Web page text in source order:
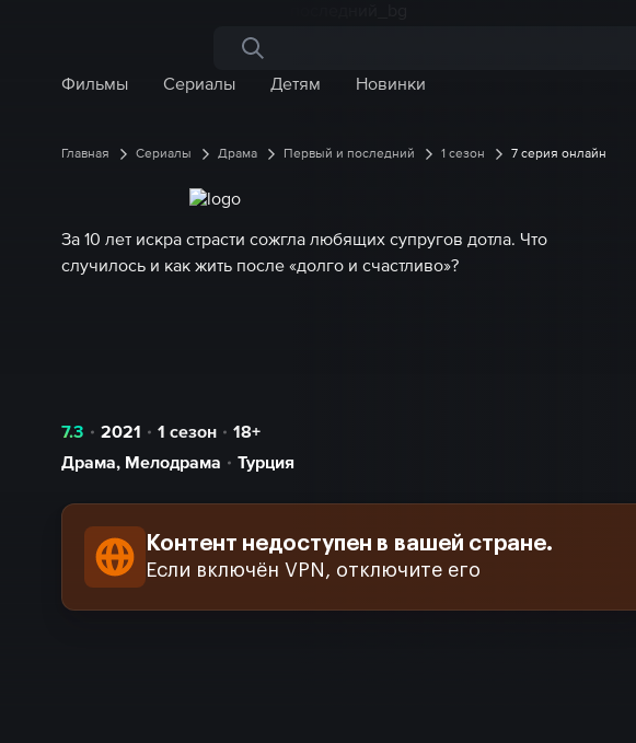
Поиск по сайту
Фильмы
Сериалы Детям Новинки
Главная Сериалы Драма Первый и последний 1 сезон 7 серия онлайн
За 10 лет искра страсти сожгла любящих супругов дотла. Что
случилось и как жить после «долго и счастливо»?
7.3 2021 1 сезон
18+
Драма, Мелодрама Турция
Контент недоступен в вашей стране.
Если включён VPN, отключите его